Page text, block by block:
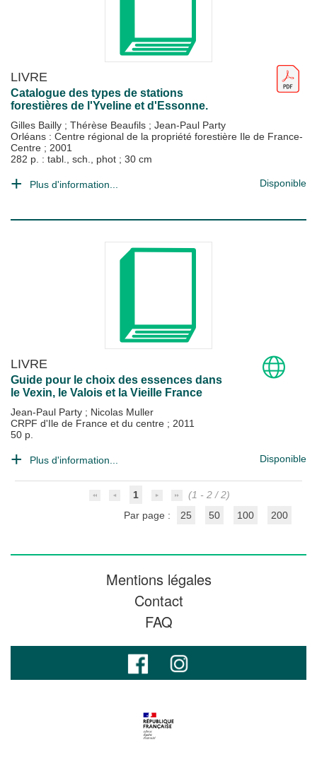
LIVRE
Catalogue des types de stations
forestières de l'Yveline et d'Essonne.
Gilles Bailly ; Thérèse Beaufils ; Jean-Paul Party
Orléans : Centre régional de la propriété forestière Ile de France-
Centre ; 2001
282 p. : tabl., sch., phot ; 30 cm
Plus d'information... Disponible
LIVRE
Guide pour le choix des essences dans
le Vexin, le Valois et la Vieille France
Jean-Paul Party ; Nicolas Muller
CRPF d'Ile de France et du centre ; 2011
50 p.
Plus d'information... Disponible
1
(1 - 2 / 2)
Par page :
25 50 100 200
Mentions légales
Contact
FAQ